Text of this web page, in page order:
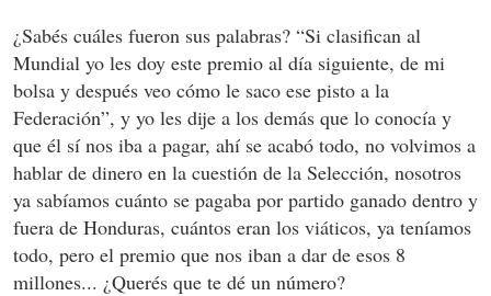
¿Sabés cuáles fueron sus palabras? “Si clasifican al
Mundial yo les doy este premio al día siguiente, de mi
bolsa y después veo cómo le saco ese pisto a la
Federación”, y yo les dije a los demás que lo conocía y
que él sí nos iba a pagar, ahí se acabó todo, no volvimos a
hablar de dinero en la cuestión de la Selección, nosotros
ya sabíamos cuánto se pagaba por partido ganado dentro y
fuera de Honduras, cuántos eran los viáticos, ya teníamos
todo, pero el premio que nos iban a dar de esos 8
millones... ¿Querés que te dé un número?